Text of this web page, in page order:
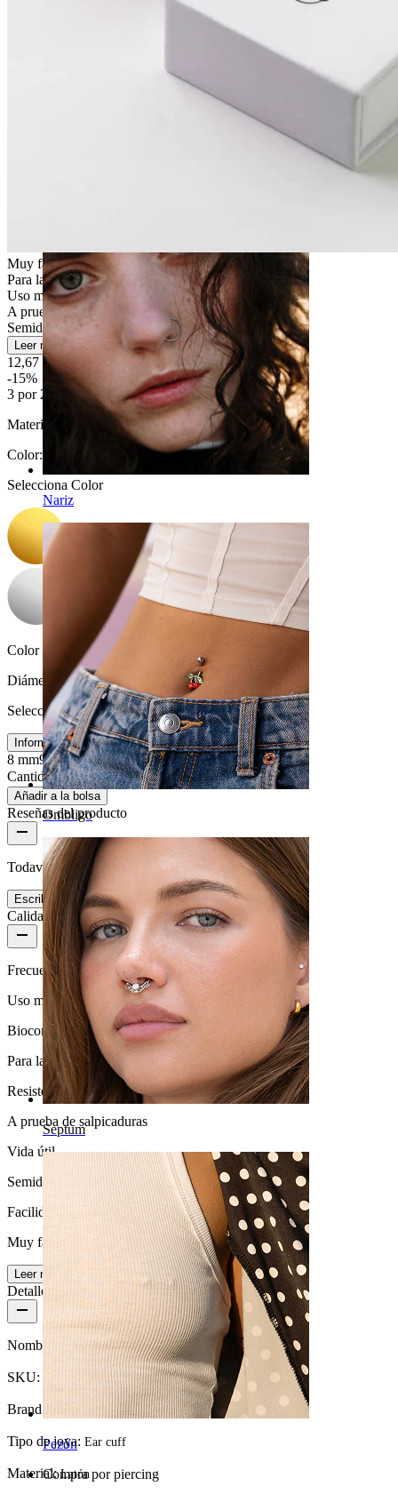
Nariz
Ombligo
Septum
Pezón
Compra por piercing
Muy fácil
Para la mayoría de tipos de piel
Uso moderado
A prueba de salpicaduras
Semiduradera
Leer más
12,67 €14,90 €
-15%
3 por 2
Material:
Color:
Selecciona Color
Color de la piedra:Transparente
Diámetro
Selecciona Diámetro
Información de tamaños
8 mm9 mm
Cantidad: 1 Cambio
Añadir a la bolsa
Reseñas del producto
Todavía no hay reseñas de este producto.
Escribe una valoración
Calidad del producto
Frecuencia de uso
Uso moderado
Biocompatibilidad
Para la mayoría de tipos de piel
Resistencia al agua
A prueba de salpicaduras
Vida útil
Semiduradera
Facilidad de uso
Muy fácil
Leer más
Detalles del producto
Nombre: Doble ear cuff grueso con piedras
SKU: Earcuff-03
Brand: Bodymod Trend
Tipo de joya: Ear cuff
Material:Latón